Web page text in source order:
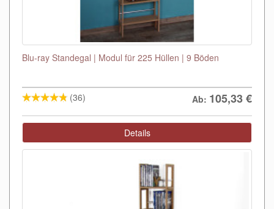
Blu-ray Standegal | Modul für 225 Hüllen | 9 Böden
(36) Ab: 105,33€
Details